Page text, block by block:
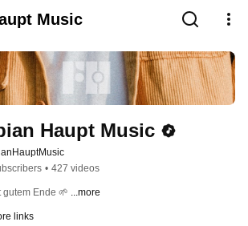
Music
Haupt Music
• 427 videos
gutem Ende 🌱 ...more
links